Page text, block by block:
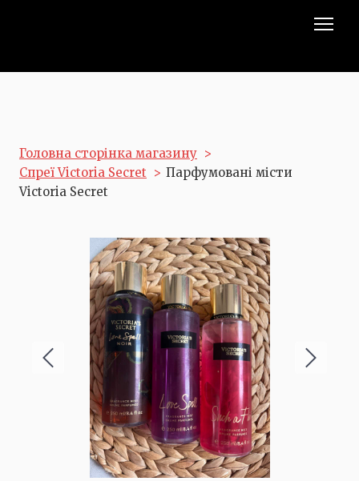
Головна сторінка магазину
Спреї Victoria Secret
Парфумовані місти
Victoria Secret